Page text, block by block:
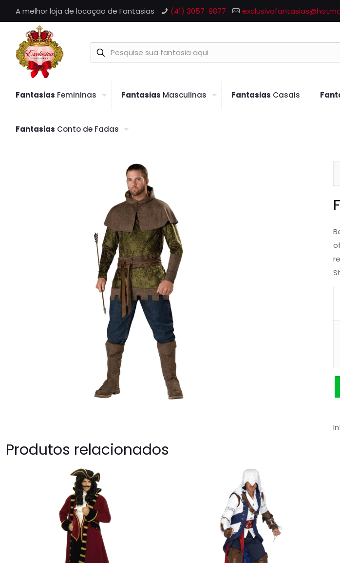
A melhor loja de locação de Fantasias (41) 3057-9877
Fantasias Femininas Fantasias Masculinas Fantasias Casais
Fantasias Conto de Fadas
Produtos relacionados